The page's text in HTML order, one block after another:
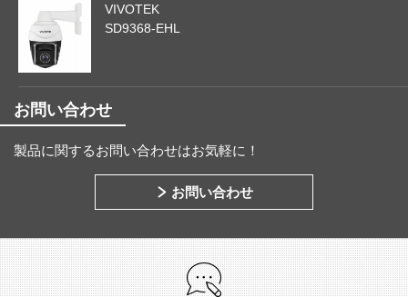
VIVOTEK
SD9368-EHL
お問い合わせ
製品に関するお問い合わせはお気軽に！
お問い合わせ